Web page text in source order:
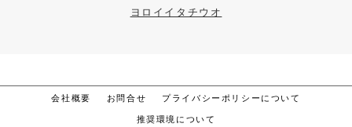
ヨロイイタチウオ
会社概要 お問合せ プライバシーポリシーについて
推奨環境について